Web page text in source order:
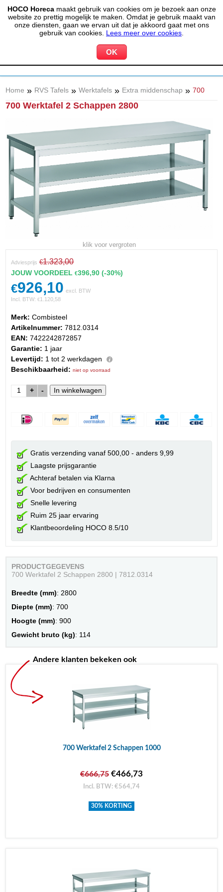
HOCO Horecamaakt gebruik van cookies om je bezoek aan onze
website zo prettig mogelijk te maken. Omdat je gebruik maakt van
onze diensten, gaan we ervan uit dat je akkoord gaat met ons
gebruik van cookies. Lees meer over cookies
(020) 497 6325 info@hocohoreca.nl
MIJN ACCOUNT 0 WINKELWAGEN
Home » RVS Tafels » Werktafels » Extra middenschap » 700
700 Werktafel 2 Schappen 2800
klik voor vergroten
Adviesprijs €1.323,00
JOUW VOORDEEL€396,90 (-30%)
€926,10 excl. BTW
Incl. BTW:€1.120,58
Merk: Combisteel
Artikelnummer: 7812.0314
EAN: 7422242872857
Garantie: 1 jaar
Levertijd: 1 tot 2 werkdagen
Beschikbaarheid: niet op voorraad
+ -
Gratis verzending vanaf 500,00 - anders 9,99
Laagste prijsgarantie
Achteraf betalen via Klarna
Voor bedrijven en consumenten
Snelle levering
Ruim 25 jaar ervaring
Klantbeoordeling HOCO 8.5/10
PRODUCTGEGEVENS
700 Werktafel 2 Schappen 2800 | 7812.0314
Breedte (mm): 2800
Diepte (mm): 700
Hoogte (mm): 900
Gewicht bruto (kg): 114
Andere klanten bekeken ook
700 Werktafel 2 Schappen 1000
€666,75 €466,73
Incl. BTW: €564,74
30% KORTING